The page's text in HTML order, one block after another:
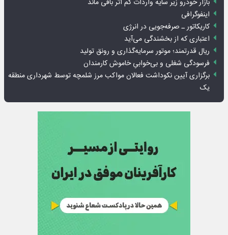
بازار خودرو زیر سایه واردات کم اثر باقی ماند
اینفوگرافی
کاریکاتور ـ صرفه‌جویی در انرژی
اعتباری که از بخشندگی می‌آید
ریال قدرتمند؛ موتور سرمایه‌گذاری و رونق تولید
فرسودگی شغلی و بی‌خوابیِ خاموش کارمندان
برگزاری آیین نکوداشت فعالان مواکب مرز شلمچه توسط شهرداری منطقه
یک